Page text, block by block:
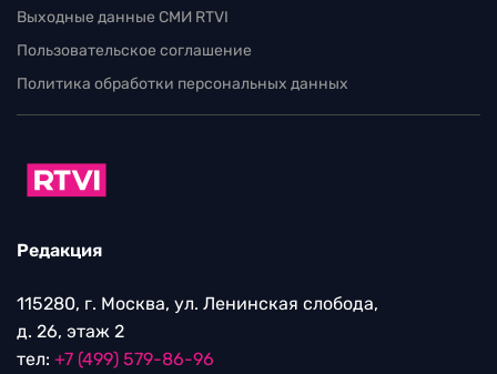
Выходные данные СМИ RTVI
Пользовательское соглашение
Политика обработки персональных данных
Редакция
115280, г. Москва, ул. Ленинская слобода,
д. 26, этаж 2
тел: +7 (499) 579-86-96